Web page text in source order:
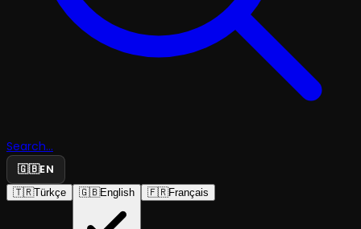
Search...
🇬🇧EN
🇹🇷Türkçe 🇬🇧English 🇫🇷Français